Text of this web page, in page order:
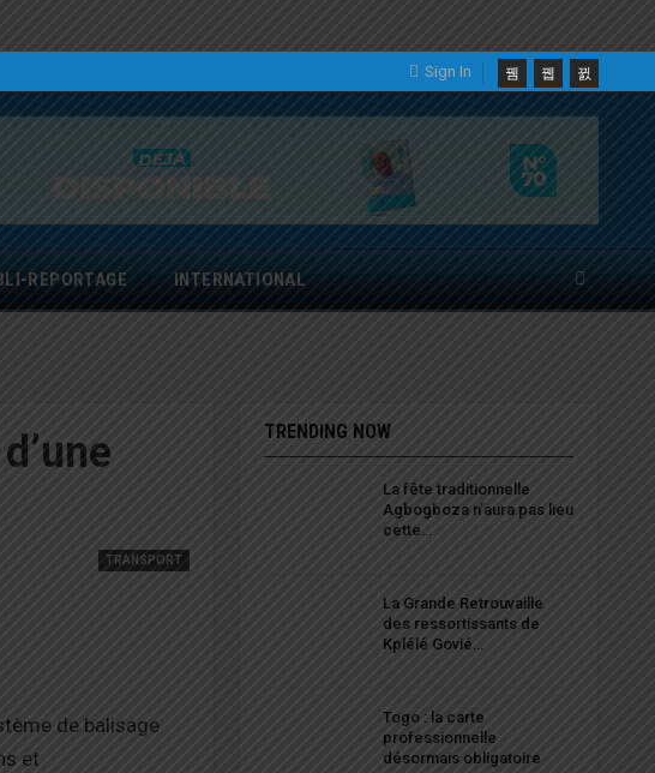
Sign In
REPORTAGE INTERNATIONAL
TRANSPORT
de balisage
et
TRENDING NOW
La fête traditionnelle
Agbogboza n’aura pas lieu
cette…
La Grande Retrouvaille
des ressortissants de
Kplélé Govié…
Togo : la carte
professionnelle
désormais obligatoire